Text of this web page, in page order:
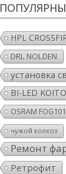
HPL
DRL NOLDEN
установка
BI-LED KOITO
OSRAM FOG101
чужой колхоз
Ремонт
Ретрофит